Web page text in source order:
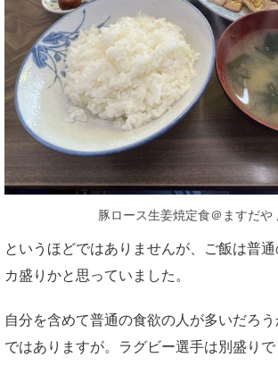
豚ロース生姜焼定食＠ますだや
というほどではありませんが、ご飯は普
カ盛りかと思っていました。
自分を含めて普通の食欲の人が多いだろ
ではありますが。ラグビー選手は別盛りで